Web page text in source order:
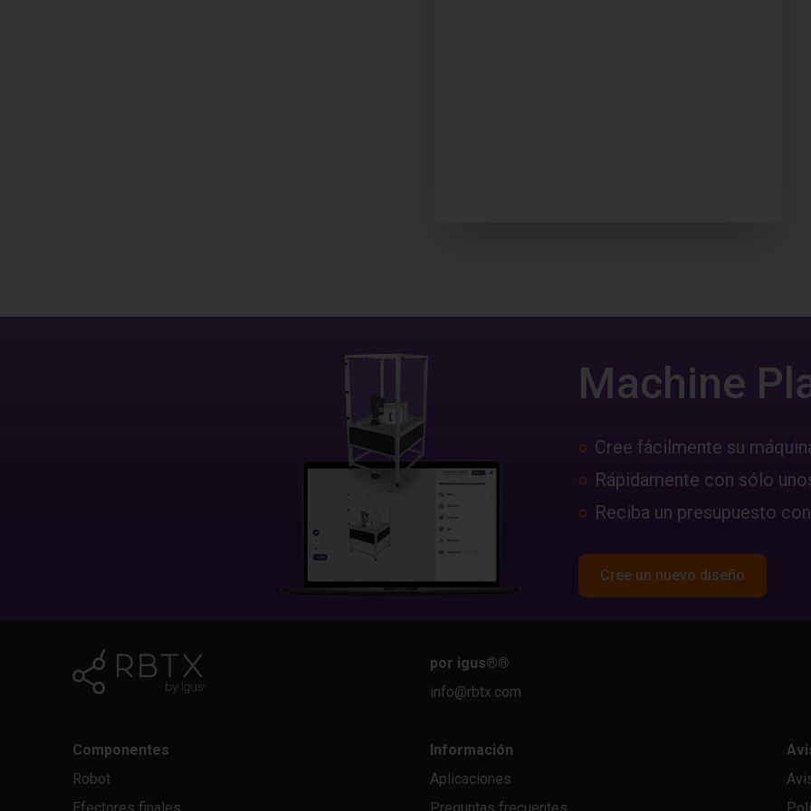
Machine
Cree fácilmente su
Rápidamente con sólo
Reciba un presupuesto
Cree un nuevo diseño
por igus®®
info@rbtx.com
Componentes
Robot
Información
Aplicaciones